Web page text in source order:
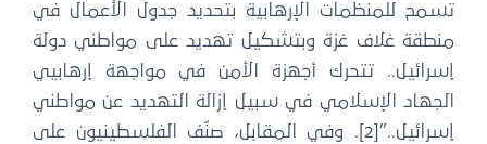
تسمح للمنظمات الإرهابية بتحديد جدول الأعمال في
منطقة غلاف غزة وبتشكيل تهديد على مواطني دولة
إسرائيل.. تتحرك أجهزة الأمن في مواجهة إرهابيي
الجهاد الإسلامي في سبيل إزالة التهديد عن مواطني
إسرائيل..”[2]. وفي المقابل، صنّف الفلسطينيون على